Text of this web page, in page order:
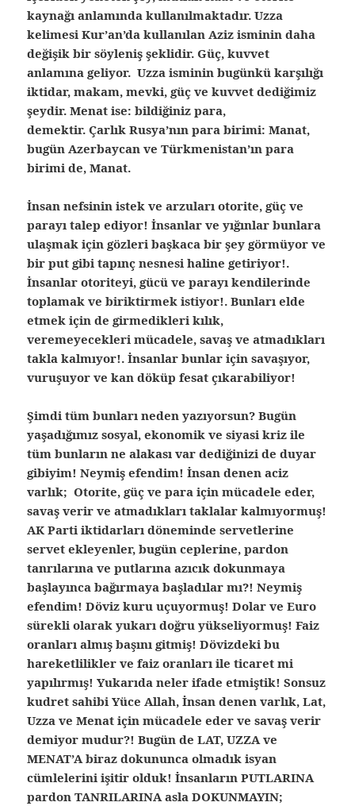
kaynağı anlamında kullanılmaktadır. Uzza
kelimesi Kur’an’da kullanılan Aziz isminin daha
değişik bir söyleniş şeklidir. Güç, kuvvet
anlamına geliyor. Uzza isminin bugünkü karşılığı
iktidar, makam, mevki, güç ve kuvvet dediğimiz
şeydir. Menat ise: bildiğiniz para,
demektir. Çarlık Rusya’nın para birimi: Manat,
bugün Azerbaycan ve Türkmenistan’ın para
birimi de, Manat.
İnsan nefsinin istek ve arzuları otorite, güç ve
parayı talep ediyor! İnsanlar ve yığınlar bunlara
ulaşmak için gözleri başkaca bir şey görmüyor ve
bir put gibi tapınç nesnesi haline getiriyor!.
İnsanlar otoriteyi, gücü ve parayı kendilerinde
toplamak ve biriktirmek istiyor!. Bunları elde
etmek için de girmedikleri kılık,
veremeyecekleri mücadele, savaş ve atmadıkları
takla kalmıyor!. İnsanlar bunlar için savaşıyor,
vuruşuyor ve kan döküp fesat çıkarabiliyor!
Şimdi tüm bunları neden yazıyorsun? Bugün
yaşadığımız sosyal, ekonomik ve siyasi kriz ile
tüm bunların ne alakası var dediğinizi de duyar
gibiyim! Neymiş efendim! İnsan denen aciz
varlık; Otorite, güç ve para için mücadele eder,
savaş verir ve atmadıkları taklalar kalmıyormuş!
AK Parti iktidarları döneminde servetlerine
servet ekleyenler, bugün ceplerine, pardon
tanrılarına ve putlarına azıcık dokunmaya
başlayınca bağırmaya başladılar mı?! Neymiş
efendim! Döviz kuru uçuyormuş! Dolar ve Euro
sürekli olarak yukarı doğru yükseliyormuş! Faiz
oranları almış başını gitmiş! Dövizdeki bu
hareketlilikler ve faiz oranları ile ticaret mi
yapılırmış! Yukarıda neler ifade etmiştik! Sonsuz
kudret sahibi Yüce Allah, İnsan denen varlık, Lat,
Uzza ve Menat için mücadele eder ve savaş verir
demiyor mudur?! Bugün de LAT, UZZA ve
MENAT’A biraz dokununca olmadık isyan
cümlelerini işitir olduk! İnsanların PUTLARINA
pardon TANRILARINA asla DOKUNMAYIN;